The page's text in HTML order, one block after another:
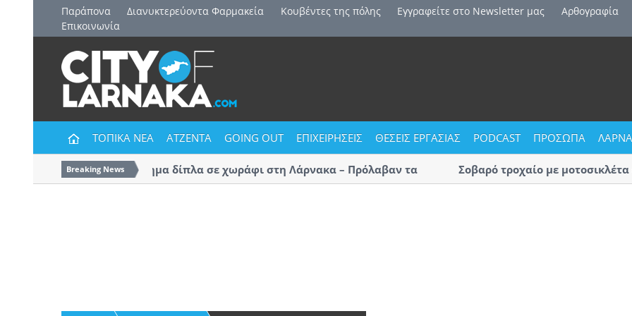
Παράπονα Διανυκτερεύοντα Φαρμακεία Kουβέντες της πόλης Εγγραφείτε στο Newsletter μας Αρθογραφία
Επικοινωνία
ΤΟΠΙΚΑ ΝΕΑ ΑΤΖΕΝΤΑ GOING OUT ΕΠΙΧΕΙΡΗΣΕΙΣ ΘΕΣΕΙΣ ΕΡΓΑΣΙΑΣ PODCAST ΠΡΟΣΩΠΑ
Breaking News
Στις φλόγες όχημα δίπλα σε χωράφι στη Λάρνακα – Πρόλαβαν τα
χειρότερα
Σοβαρό τροχαίο με μοτοσικλέτα
22χρονη